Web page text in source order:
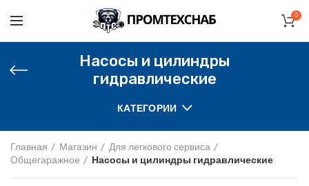
0
Насосы и цилиндры
гидравлические
КАТЕГОРИИ
Главная Магазин
Для легкового сервиса
Общегаражное
Насосы и цилиндры гидравлические